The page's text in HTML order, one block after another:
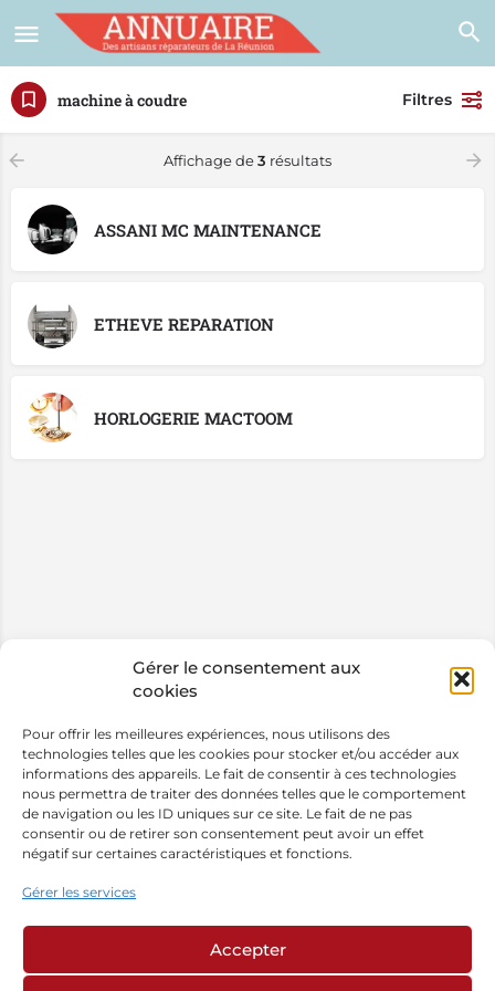
Gérer le consentement aux
cookies
Pour offrir les meilleures expériences, nous utilisons des
technologies telles que les cookies pour stocker et/ou accéder aux
informations des appareils. Le fait de consentir à ces technologies
nous permettra de traiter des données telles que le comportement
de navigation ou les ID uniques sur ce site. Le fait de ne pas
consentir ou de retirer son consentement peut avoir un effet
négatif sur certaines caractéristiques et fonctions.
Gérer les services
Accepter
machine à coudre Filtres
Affichage de3 résultats
ASSANI MC MAINTENANCE
ETHEVE REPARATION
HORLOGERIE MACTOOM